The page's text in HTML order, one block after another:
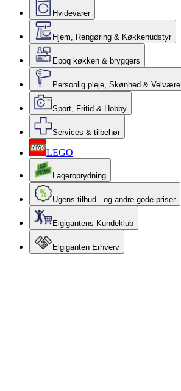
Hvidevarer
Hjem, Rengøring & Køkkenudstyr
Epoq køkken & bryggers
Personlig pleje, Skønhed & Velvære
Sport, Fritid & Hobby
Services & tilbehør
LEGO
Lageroprydning
Ugens tilbud - og andre gode priser
Elgigantens Kundeklub
Elgiganten Erhverv